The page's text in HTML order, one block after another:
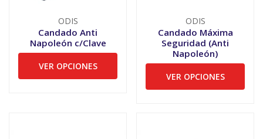
ODIS
Candado Anti
Napoleón c/Clave
VER OPCIONES
ODIS
Candado Máxima
Seguridad (Anti
Napoleón)
VER OPCIONES